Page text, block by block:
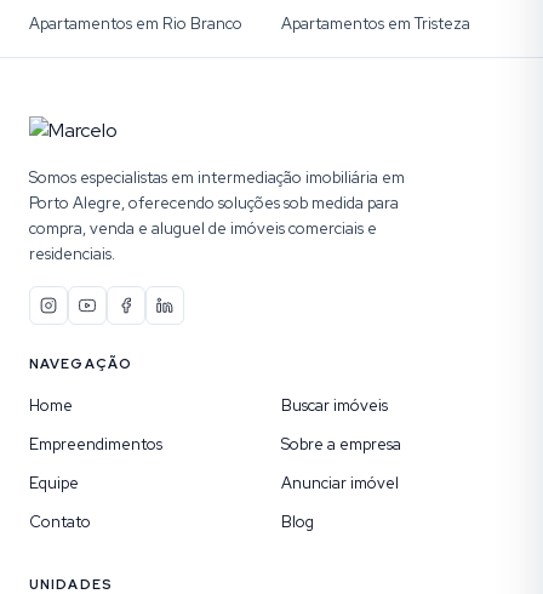
Apartamentos em Rio Branco
Apartamentos em Tristeza
Somos especialistas em intermediação imobiliária em
Porto Alegre, oferecendo soluções sob medida para
compra, venda e aluguel de imóveis comerciais e
residenciais.
NAVEGAÇÃO
Home
Buscar imóveis
Empreendimentos
Sobre a empresa
Equipe
Anunciar imóvel
Contato
Blog
UNIDADES